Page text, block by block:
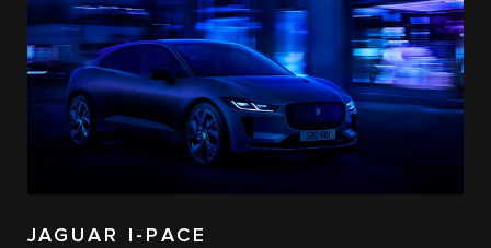
JAGUAR I-PACE